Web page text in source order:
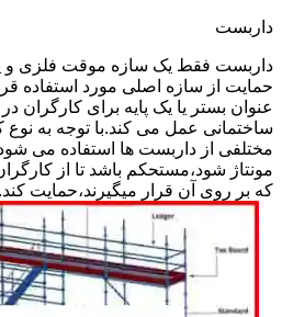
داربست
داربست فقط یک سازه موقت فلزی و
حمایت از سازه اصلی مورد استفاده
عنوان بستر یا یک پایه برای کارگران
ساختمانی عمل می کند.با توجه به نوع
مختلفی از داربست ها استفاده می
مونتاژ شود،مستحکم باشد تا از
که بر روی آن قرار میگیرند،حمایت کند.